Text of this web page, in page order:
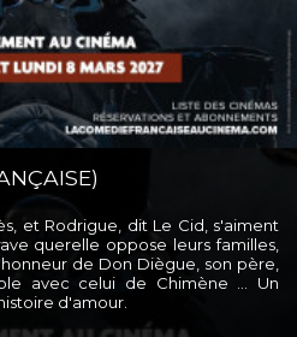
et Rodrigue, dit Le Cid, s'aiment
querelle oppose leurs familles,
de Don Diègue, son père,
avec celui de Chimène … Un
d'amour.